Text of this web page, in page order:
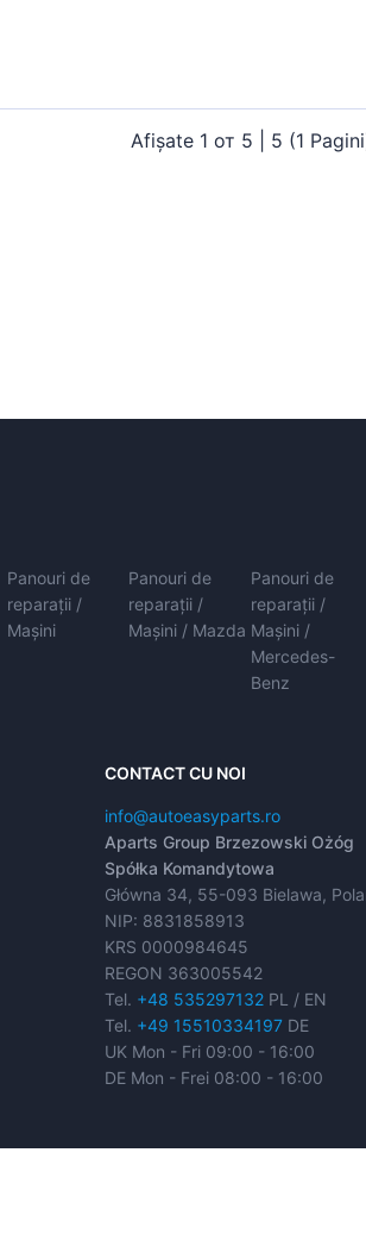
Afișate 1 от 5 | 5 (1
Panouri de
reparații /
Mașini
Panouri de
reparații /
Mașini / Mazda
Panouri de
reparații /
Mașini /
Mercedes-
Benz
CONTACT CU NOI
info@autoeasyparts.ro
Aparts Group Brzezowski Ożóg
Spółka Komandytowa
Główna 34, 55-093 Bielawa,
NIP: 8831858913
KRS 0000984645
REGON 363005542
Tel. +48 535297132PL / EN
Tel. +49 15510334197DE
UK Mon - Fri 09:00 - 16:00
DE Mon - Frei 08:00 - 16:00